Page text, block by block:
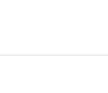
ん作っていただ